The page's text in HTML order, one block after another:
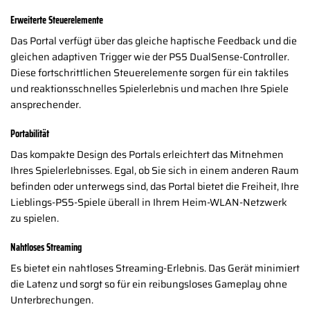
Erweiterte Steuerelemente
Das Portal verfügt über das gleiche haptische Feedback und die
gleichen adaptiven Trigger wie der PS5 DualSense-Controller.
Diese fortschrittlichen Steuerelemente sorgen für ein taktiles
und reaktionsschnelles Spielerlebnis und machen Ihre Spiele
ansprechender.
Portabilität
Das kompakte Design des Portals erleichtert das Mitnehmen
Ihres Spielerlebnisses. Egal, ob Sie sich in einem anderen Raum
befinden oder unterwegs sind, das Portal bietet die Freiheit, Ihre
Lieblings-PS5-Spiele überall in Ihrem Heim-WLAN-Netzwerk
zu spielen.
Nahtloses Streaming
Es bietet ein nahtloses Streaming-Erlebnis. Das Gerät minimiert
die Latenz und sorgt so für ein reibungsloses Gameplay ohne
Unterbrechungen.